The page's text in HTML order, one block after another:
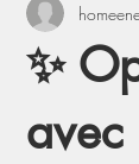
✨
avec